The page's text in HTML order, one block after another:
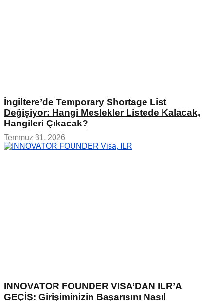
İngiltere’de Temporary Shortage List
Değişiyor: Hangi Meslekler Listede Kalacak,
Hangileri Çıkacak?
Temmuz 31, 2026
INNOVATOR FOUNDER VISA’DAN ILR’A
GEÇİŞ: Girişiminizin Başarısını Nasıl